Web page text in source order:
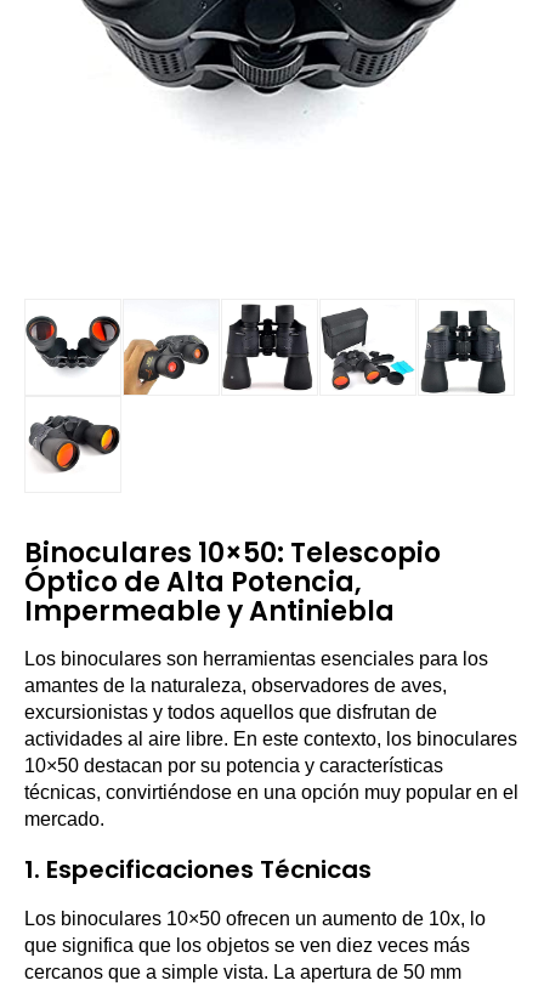
Binoculares 10×50: Telescopio
Óptico de Alta Potencia,
Impermeable y Antiniebla
Los binoculares son herramientas esenciales para los
amantes de la naturaleza, observadores de aves,
excursionistas y todos aquellos que disfrutan de
actividades al aire libre. En este contexto, los binoculares
10×50 destacan por su potencia y características
técnicas, convirtiéndose en una opción muy popular en el
mercado.
1. Especificaciones Técnicas
Los binoculares 10×50 ofrecen un aumento de 10x, lo
que significa que los objetos se ven diez veces más
cercanos que a simple vista. La apertura de 50 mm